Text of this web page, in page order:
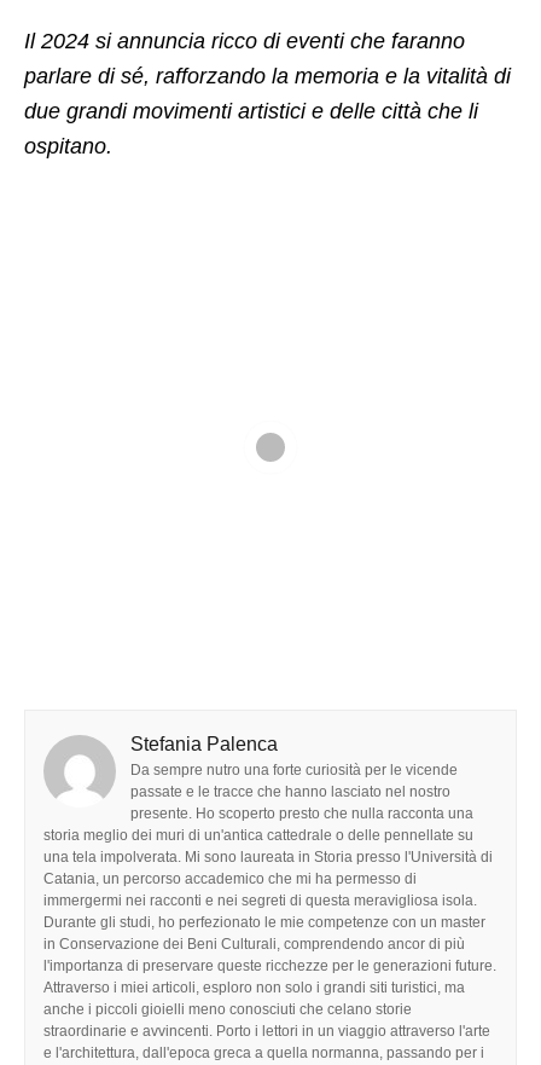
Il 2024 si annuncia ricco di eventi che faranno
parlare di sé, rafforzando la memoria e la vitalità di
due grandi movimenti artistici e delle città che li
ospitano.
Stefania Palenca
Da sempre nutro una forte curiosità per le vicende
passate e le tracce che hanno lasciato nel nostro
presente. Ho scoperto presto che nulla racconta una
storia meglio dei muri di un'antica cattedrale o delle pennellate su
una tela impolverata. Mi sono laureata in Storia presso l'Università di
Catania, un percorso accademico che mi ha permesso di
immergermi nei racconti e nei segreti di questa meravigliosa isola.
Durante gli studi, ho perfezionato le mie competenze con un master
in Conservazione dei Beni Culturali, comprendendo ancor di più
l'importanza di preservare queste ricchezze per le generazioni future.
Attraverso i miei articoli, esploro non solo i grandi siti turistici, ma
anche i piccoli gioielli meno conosciuti che celano storie
straordinarie e avvincenti. Porto i lettori in un viaggio attraverso l'arte
e l'architettura, dall'epoca greca a quella normanna, passando per i